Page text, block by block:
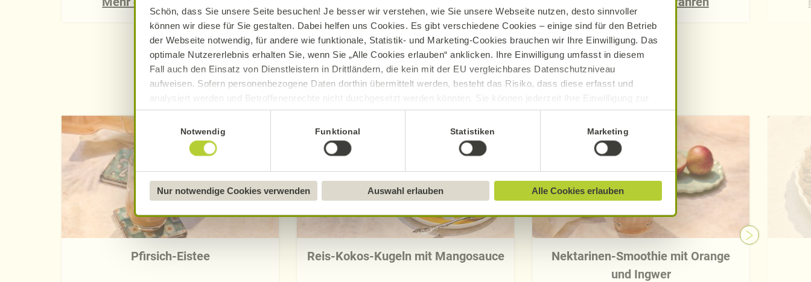
Schön, dass Sie unsere Seite besuchen! Je besser wir verstehen, wie Sie unsere Webseite nutzen, desto sinnvoller
können wir diese für Sie gestalten. Dabei helfen uns Cookies. Es gibt verschiedene Cookies – einige sind für den Betrieb
der Webseite notwendig, für andere wie funktionale, Statistik- und Marketing-Cookies brauchen wir Ihre Einwilligung. Das
optimale Nutzererlebnis erhalten Sie, wenn Sie „Alle Cookies erlauben“ anklicken. Ihre Einwilligung umfasst in diesem
Fall auch den Einsatz von Dienstleistern in Drittländern, die kein mit der EU vergleichbares Datenschutzniveau
aufweisen. Sofern personenbezogene Daten dorthin übermittelt werden, besteht das Risiko, dass diese erfasst und
analysiert werden und Betroffenenrechte nicht durchgesetzt werden könnten. Sie können jederzeit Ihre Einwilligung zur
Datenverarbeitung und -übermittlung widerrufen und Tools deaktivieren. Ausführliche Informationen finden Sie in unserer
Datenschutzerklärung
Näheres über uns erfahren Sie in unseremImpressum
Notwendig Funktional Statistiken Marketing
Nur notwendige Cookies verwenden Auswahl erlauben Alle Cookies erlauben
Entdecken Sie die neuen Alnatura Rezepte
Pfirsich-Eistee Reis-Kokos-Kugeln mit Mangosauce
Nektarinen-Smoothie mit Orange
und Ingwer